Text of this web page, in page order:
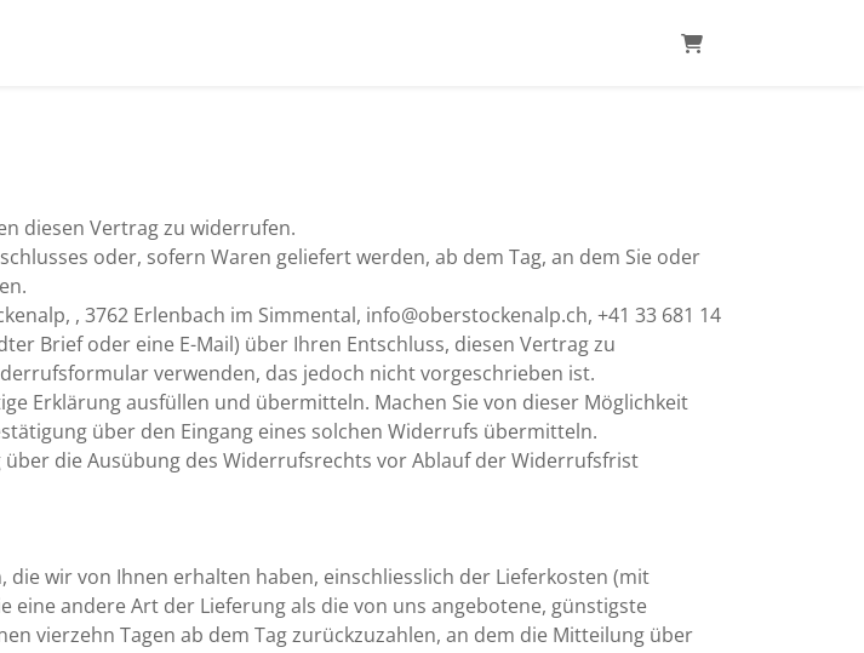
Warenkorb
diesen Vertrag zu widerrufen.
oder, sofern Waren geliefert werden, ab dem Tag, an dem Sie oder
, 3762 Erlenbach im Simmental, info@oberstockenalp.ch, +41 33 681 14
Brief oder eine E-Mail) über Ihren Entschluss, diesen Vertrag zu
verwenden, das jedoch nicht vorgeschrieben ist.
Erklärung ausfüllen und übermitteln. Machen Sie von dieser Möglichkeit
über den Eingang eines solchen Widerrufs übermitteln.
die Ausübung des Widerrufsrechts vor Ablauf der Widerrufsfrist
wir von Ihnen erhalten haben, einschliesslich der Lieferkosten (mit
eine andere Art der Lieferung als die von uns angebotene, günstigste
vierzehn Tagen ab dem Tag zurückzuzahlen, an dem die Mitteilung über